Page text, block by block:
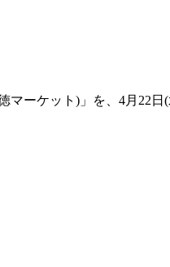
マーケット)」を、4月22